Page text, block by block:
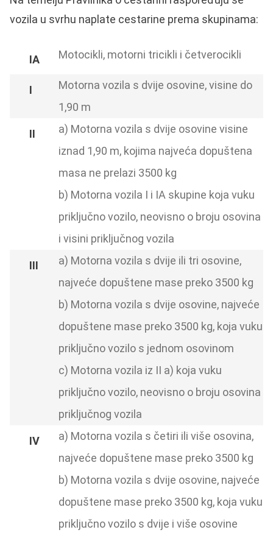
vozila u svrhu naplate cestarine prema skupinama:
Motocikli, motorni tricikli i četverocikli
Motorna vozila s dvije osovine, visine do
1,90 m
a) Motorna vozila s dvije osovine visine
iznad 1,90 m, kojima najveća dopuštena
masa ne prelazi 3500 kg
b) Motorna vozila I i IA skupine koja vuku
priključno vozilo, neovisno o broju osovina
i visini priključnog vozila
a) Motorna vozila s dvije ili tri osovine,
najveće dopuštene mase preko 3500 kg
b) Motorna vozila s dvije osovine, najveće
dopuštene mase preko 3500 kg, koja vuku
priključno vozilo s jednom osovinom
c) Motorna vozila iz II a) koja vuku
priključno vozilo, neovisno o broju osovina
priključnog vozila
a) Motorna vozila s četiri ili više osovina,
najveće dopuštene mase preko 3500 kg
b) Motorna vozila s dvije osovine, najveće
dopuštene mase preko 3500 kg, koja vuku
priključno vozilo s dvije i više osovine